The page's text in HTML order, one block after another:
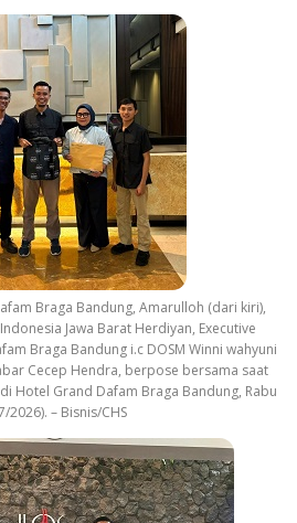
Braga Bandung, Amarulloh (dari kiri),
Jawa Barat Herdiyan, Executive
Braga Bandung i.c DOSM Winni wahyuni
Cecep Hendra, berpose bersama saat
Hotel Grand Dafam Braga Bandung, Rabu
2026). – Bisnis/CHS